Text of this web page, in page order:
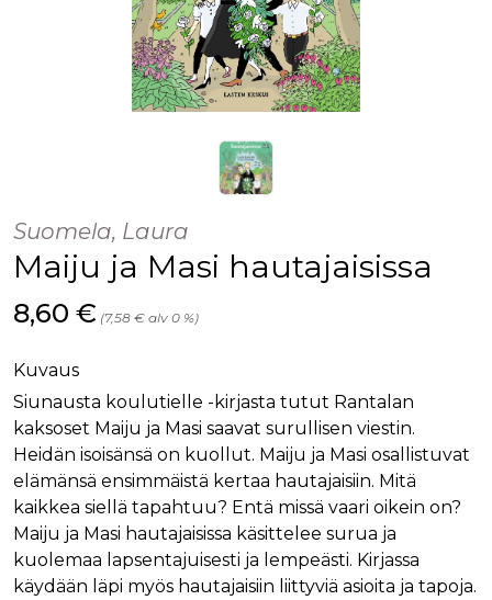
Suomela, Laura
Maiju ja Masi hautajaisissa
Hinta nyt
8,60 € (7,58 € alv 0 %)
Kuvaus
Siunausta koulutielle -kirjasta tutut Rantalan
kaksoset Maiju ja Masi saavat surullisen viestin.
Heidän isoisänsä on kuollut. Maiju ja Masi osallistuvat
elämänsä ensimmäistä kertaa hautajaisiin. Mitä
kaikkea siellä tapahtuu? Entä missä vaari oikein on?
Maiju ja Masi hautajaisissa käsittelee surua ja
kuolemaa lapsentajuisesti ja lempeästi. Kirjassa
käydään läpi myös hautajaisiin liittyviä asioita ja tapoja.